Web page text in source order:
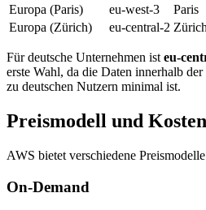
Europa (Paris)
eu-west-3 Paris
Europa (Zürich)
eu-central-2 Zürich
Für deutsche Unternehmen ist eu-
erste Wahl, da die Daten innerhalb
zu deutschen Nutzern minimal ist.
Preismodell und
AWS bietet verschiedene
On-Demand